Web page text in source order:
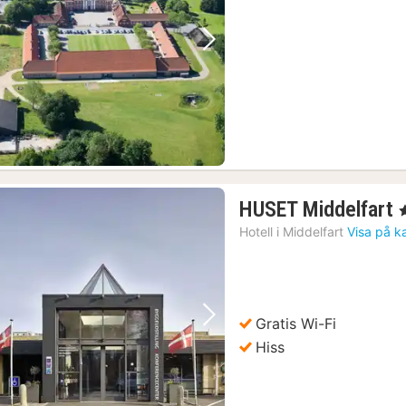
Föregående bild Nästa bild
Föregående bild Nästa bild
HUSET Middelfart ,
Hotell i Middelfart Visa på
Gratis Wi-Fi
Hiss